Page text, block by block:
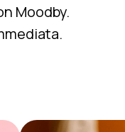
Moodby.